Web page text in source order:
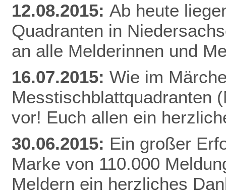
12.08.2015: Ab heute
Quadranten in
an alle Melderinnen und
16.07.2015: Wie im
Messtischblattquadranten
vor! Euch allen ein
30.06.2015: Ein großer
Marke von 110.000
Meldern ein herzliches